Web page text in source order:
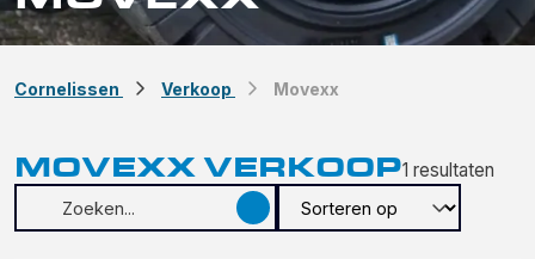
Cornelissen Verkoop Movexx
MOVEXX VERKOOP1 resultaten